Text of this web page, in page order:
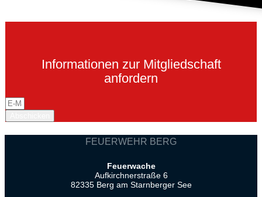
Informationen zur Mitgliedschaft
anfordern
FEUERWEHR BERG
Feuerwache
Aufkirchnerstraße 6
82335 Berg am Starnberger See